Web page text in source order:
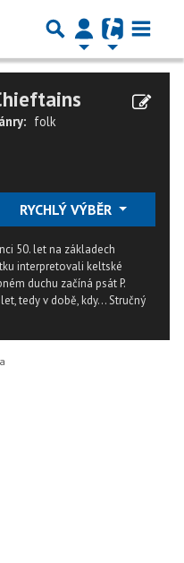
folk
RYCHLÝ VÝBĚR
50. let na základech
interpretovali keltské
duchu začíná psát P.
tedy v době, kdy...Stručný